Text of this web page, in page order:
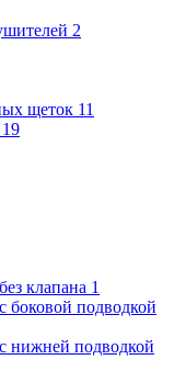
2
щеток 11
19
клапана 1
боковой подводкой
нижней подводкой